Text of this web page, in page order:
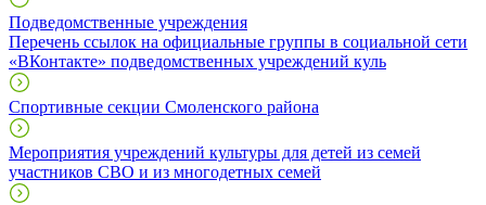
Подведомственные учреждения
Перечень ссылок на официальные группы в социальной сети
«ВКонтакте» подведомственных учреждений куль
Спортивные секции Смоленского района
Мероприятия учреждений культуры для детей из семей
участников СВО и из многодетных семей